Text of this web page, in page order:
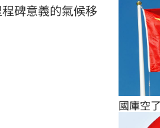
碑意義的氣候移
國庫空